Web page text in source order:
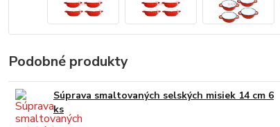
Podobné produkty
Súprava smaltovaných selských misiek 14 cm 6
ks